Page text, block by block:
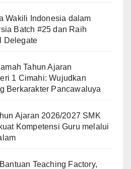
Wakili Indonesia dalam
Batch #25 dan Raih
Delegate
Tahun Ajaran
1 Cimahi: Wujudkan
Berkarakter Pancawaluya
Ajaran 2026/2027 SMK
Kompetensi Guru melalui
Teaching Factory,